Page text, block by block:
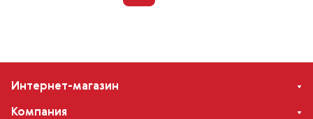
Интернет-магазин
Компания